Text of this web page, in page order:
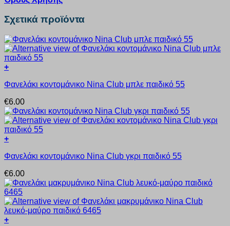
Σχετικά προϊόντα
+
το
έχει
πολλαπλές
παραλλαγές.
Οι
επιλογές
να
στη
σελίδα
του
προϊόντος
Φανελάκι κοντομάνικο Nina Club μπλε παιδικό 55
€6.00
+
το
έχει
πολλαπλές
παραλλαγές.
Οι
επιλογές
μπορούν
Φανελάκι κοντομάνικο Nina Club γκρι παιδικό 55
€6.00
+